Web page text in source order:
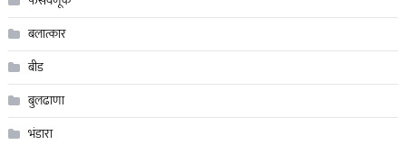
बलात्कार
बीड
बुलढाणा
भंडारा